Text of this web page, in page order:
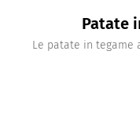
Patate
Le patate in tegame